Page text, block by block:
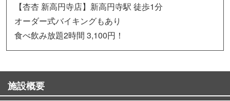
【杏杏 新高円寺店】新高円寺駅 徒歩1分
オーダー式バイキングもあり
食べ飲み放題2時間 3,100円！
施設概要